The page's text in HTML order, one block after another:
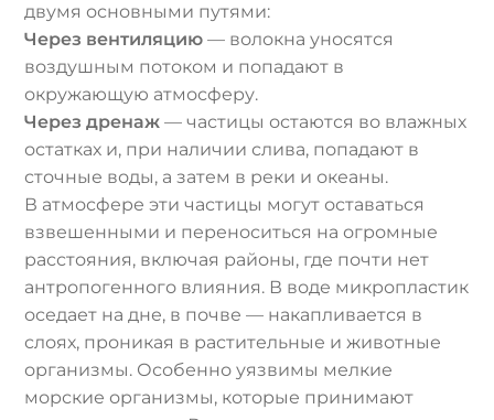
двумя основными путями:
Через вентиляцию — волокна уносятся
воздушным потоком и попадают в
окружающую атмосферу.
Через дренаж — частицы остаются во влажных
остатках и, при наличии слива, попадают в
сточные воды, а затем в реки и океаны.
В атмосфере эти частицы могут оставаться
взвешенными и переноситься на огромные
расстояния, включая районы, где почти нет
антропогенного влияния. В воде микропластик
оседает на дне, в почве — накапливается в
слоях, проникая в растительные и животные
организмы. Особенно уязвимы мелкие
морские организмы, которые принимают